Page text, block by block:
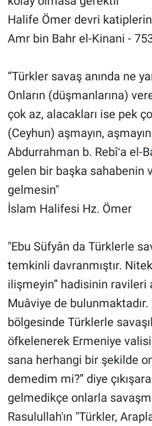
Halife Ömer devri
Amr bin Bahr el-Kinani -
“Türkler savaş anında ne
Onların (düşmanlarına)
çok az, alacakları ise pek
(Ceyhun) aşmayın,
Abdurrahman b. Rebîʻa el-
gelen bir başka sahabenin
gelmesin"
İslam Halifesi Hz. Ömer
"Ebu Süfyân da Türklerle
temkinli davranmıştır.
ilişmeyin” hadisinin ravileri
Muâviye de
bölgesinde Türklerle
öfkelenerek Ermeniye
sana herhangi bir şekilde
demedim mi?” diye
gelmedikçe onlarla
Rasulullah'ın "Türkler,